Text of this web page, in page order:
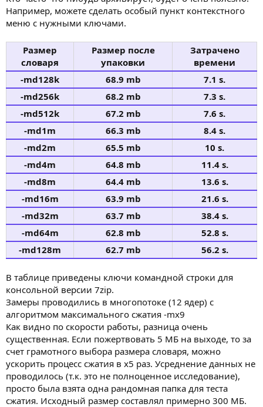
Например, можете сделать особый пункт контекстного
меню с нужными ключами.
Размер
словаря
Размер после
упаковки
Затрачено
времени
-md128k
68.9 mb
7.1 s.
-md256k
68.2 mb
7.3 s.
-md512k
67.2 mb
7.6 s.
-md1m
66.3 mb
8.4 s.
-md2m
65.5 mb
10 s.
-md4m
64.8 mb
11.4 s.
-md8m
64.4 mb
13.6 s.
-md16m
63.9 mb
21.6 s.
-md32m
63.7 mb
38.4 s.
-md64m
62.8 mb
52.8 s.
-md128m
62.7 mb 56.2 s.
В таблице приведены ключи командной строки для
консольной версии 7zip.
Замеры проводились в многопотоке (12 ядер) с
алгоритмом максимального сжатия -mx9
Как видно по скорости работы, разница очень
существенная. Если пожертвовать 5 МБ на выходе, то за
счет грамотного выбора размера словаря, можно
ускорить процесс сжатия в x5 раз. Усреднение данных не
проводилось (т.к. это не полноценное исследование),
просто была взята одна рандомная папка для теста
сжатия. Исходный размер составлял примерно 300 МБ.